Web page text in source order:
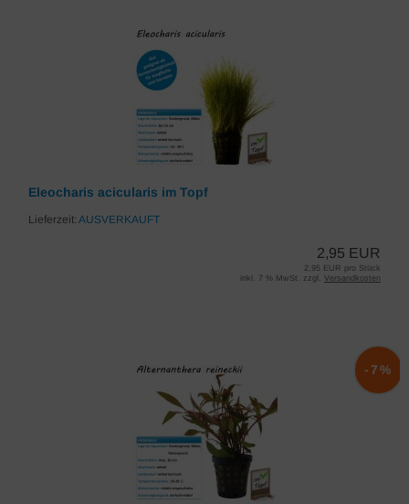
Eleocharis acicularis im Topf
Lieferzeit: AUSVERKAUFT
2,95 EUR
2,95 EUR pro Stück
inkl. 7 % MwSt. zzgl. Versandkosten
-7%